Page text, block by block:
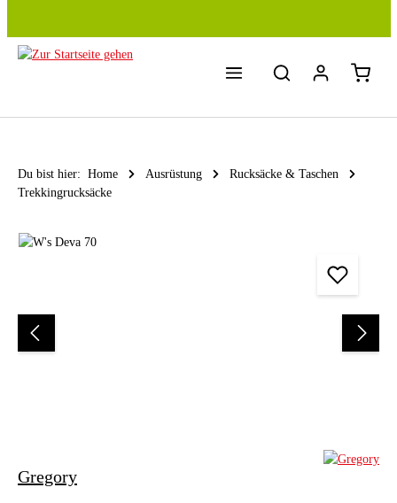
Du bist hier: Home Ausrüstung
Rucksäcke & Taschen
Trekkingrucksäcke
Bildergalerie überspringen
Gregory